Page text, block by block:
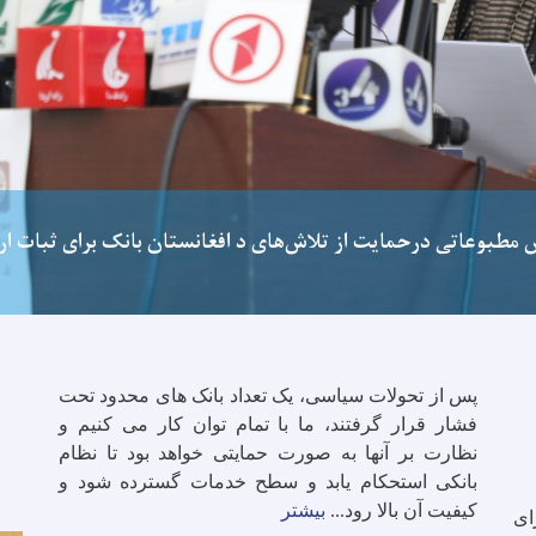
مطبوعاتی درحمایت از تلاش‌های د افغانستان بانک برای ثبات
پس از تحولات سیاسی، یک تعداد بانک های محدود تحت
فشار قرار گرفتند، ما با تمام توان کار می کنیم و
نظارت بر آنها به صورت حمایتی خواهد بود تا نظام
بانکی استحکام یابد و سطح خدمات گسترده شود و
کیفیت آن بالا رود.
.
. بیشتر